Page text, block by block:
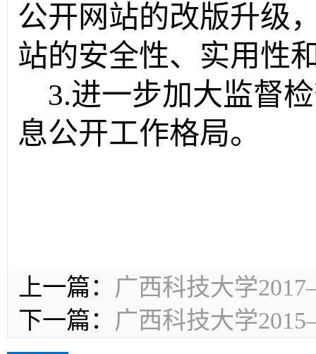
公开网站的改版升级
站的安全性、实用性
3.进一步加大监督
息公开工作格局。
上一篇： 广西科技大学
下一篇： 广西科技大学